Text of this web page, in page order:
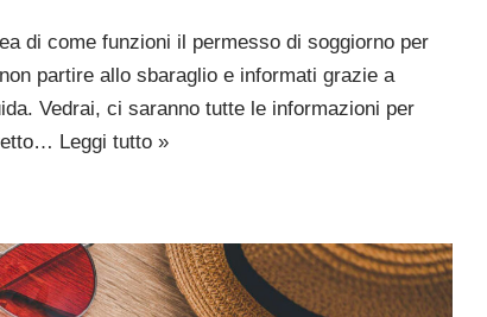
di come funzioni il permesso di soggiorno per
partire allo sbaraglio e informati grazie a
Vedrai, ci saranno tutte le informazioni per
Leggi tutto »